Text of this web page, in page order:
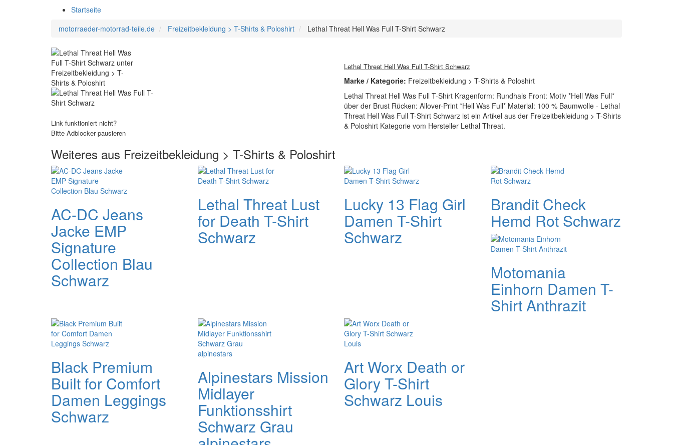
Startseite
motorraeder-motorrad-teile.de
Freizeitbekleidung > T-Shirts & Poloshirt Lethal Threat Hell Was Full T-Shirt Schwarz
Link funktioniert nicht?
Bitte Adblocker pausieren
Lethal Threat Hell Was Full T-Shirt Schwarz
Marke / Kategorie: Freizeitbekleidung > T-Shirts & Poloshirt
Lethal Threat Hell Was Full T-Shirt Kragenform: Rundhals Front: Motiv *Hell Was Full*
über der Brust Rücken: Allover-Print *Hell Was Full* Material: 100 % Baumwolle - Lethal
Threat Hell Was Full T-Shirt Schwarz ist ein Artikel aus der Freizeitbekleidung > T-Shirts
& Poloshirt Kategorie vom Hersteller Lethal Threat.
Weiteres aus Freizeitbekleidung > T-Shirts & Poloshirt
AC-DC Jeans
Jacke EMP
Signature
Collection Blau
Schwarz
Lethal Threat Lust
for Death T-Shirt
Schwarz
Lucky 13 Flag Girl
Damen T-Shirt
Schwarz
Brandit Check
Hemd Rot Schwarz
Motomania
Einhorn Damen T-
Shirt Anthrazit
Black Premium
Built for Comfort
Damen Leggings
Schwarz
Alpinestars Mission
Midlayer
Funktionsshirt
Schwarz Grau
Art Worx Death or
Glory T-Shirt
Schwarz Louis